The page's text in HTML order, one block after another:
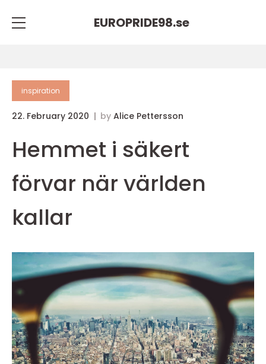
EUROPRIDE98.se
inspiration
22. February 2020 by Alice Pettersson
Hemmet i säkert
förvar när världen
kallar